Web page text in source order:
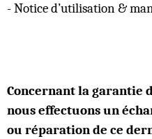
- Notice d’utilisation &
Concernant la garantie
nous effectuons un
ou réparation de ce